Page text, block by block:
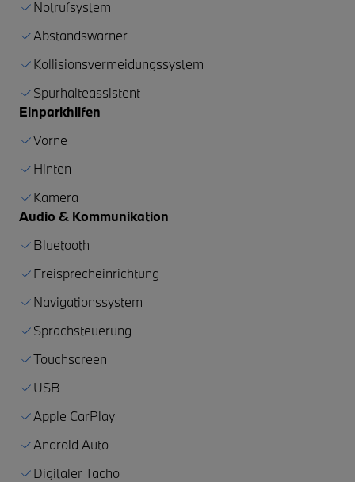
Notrufsystem
Abstandswarner
Kollisionsvermeidungssystem
Spurhalteassistent
Einparkhilfen
Vorne
Hinten
Kamera
Audio & Kommunikation
Bluetooth
Freisprecheinrichtung
Navigationssystem
Sprachsteuerung
Touchscreen
USB
Apple CarPlay
Android Auto
Digitaler Tacho